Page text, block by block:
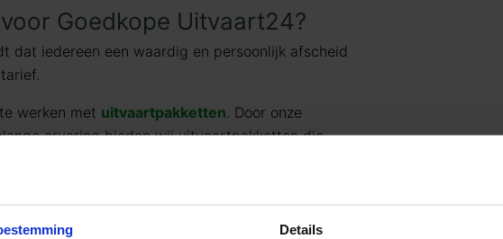
Details
Goedkope Uitvaart24?
dat iedereen een waardig en persoonlijk afscheid
werken met uitvaartpakketten. Door onze
ervaring bieden wij uitvaartpakketten die
uitvaartwensen. In één oogopslag ziet u al
(eerlijke) prijzen. U betaalt op deze manier
afnemen en wat past binnen uw budget. Indien u
uiteraard uitbreiden.